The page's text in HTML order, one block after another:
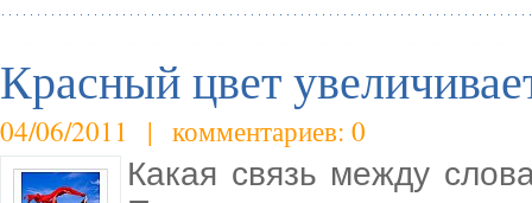
Красный цвет
04/06/2011 | комментариев: 0
Какая связь между